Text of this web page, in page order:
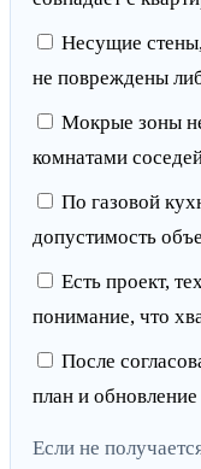
Несущие
не повреждены
Мокрые зоны
комнатами
По газовой
допустимость
Есть проект,
понимание, что
После
план и
Если не